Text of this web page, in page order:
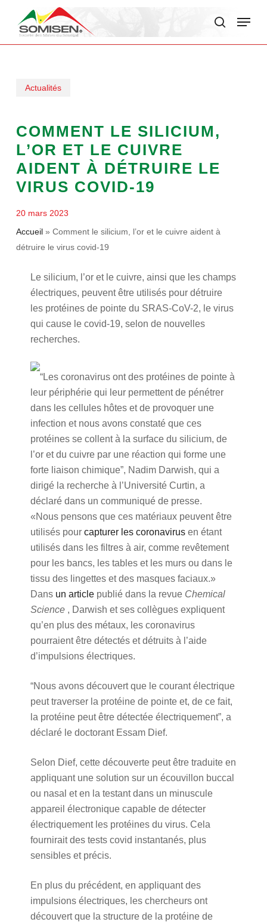
Menu
Actualités
COMMENT LE SILICIUM,
L’OR ET LE CUIVRE
AIDENT À DÉTRUIRE LE
VIRUS COVID-19
20 mars 2023
Accueil» Comment le silicium, l’or et le cuivre aident à
détruire le virus covid-19
Le silicium, l’or et le cuivre, ainsi que les champs
électriques, peuvent être utilisés pour détruire
les protéines de pointe du SRAS-CoV-2, le virus
qui cause le covid-19, selon de nouvelles
recherches.
“Les coronavirus ont des protéines de pointe à
leur périphérie qui leur permettent de pénétrer
dans les cellules hôtes et de provoquer une
infection et nous avons constaté que ces
protéines se collent à la surface du silicium, de
l’or et du cuivre par une réaction qui forme une
forte liaison chimique”, Nadim Darwish, qui a
dirigé la recherche à l’Université Curtin, a
déclaré dans un communiqué de presse.
«Nous pensons que ces matériaux peuvent être
utilisés pour capturer les coronavirusen étant
utilisés dans les filtres à air, comme revêtement
pour les bancs, les tables et les murs ou dans le
tissu des lingettes et des masques faciaux.»
Dans un articlepublié dans la revue Chemical
Science, Darwish et ses collègues expliquent
qu’en plus des métaux, les coronavirus
pourraient être détectés et détruits à l’aide
d’impulsions électriques.
“Nous avons découvert que le courant électrique
peut traverser la protéine de pointe et, de ce fait,
la protéine peut être détectée électriquement”, a
déclaré le doctorant Essam Dief.
Selon Dief, cette découverte peut être traduite en
appliquant une solution sur un écouvillon buccal
ou nasal et en la testant dans un minuscule
appareil électronique capable de détecter
électriquement les protéines du virus. Cela
fournirait des tests covid instantanés, plus
sensibles et précis.
En plus du précédent, en appliquant des
impulsions électriques, les chercheurs ont
découvert que la structure de la protéine de